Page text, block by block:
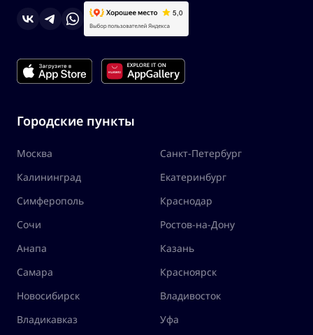
Городские пункты
Москва
Санкт-Петербург
Калининград
Екатеринбург
Симферополь
Краснодар
Сочи
Ростов-на-Дону
Анапа
Казань
Самара
Красноярск
Новосибирск
Владивосток
Владикавказ
Уфа